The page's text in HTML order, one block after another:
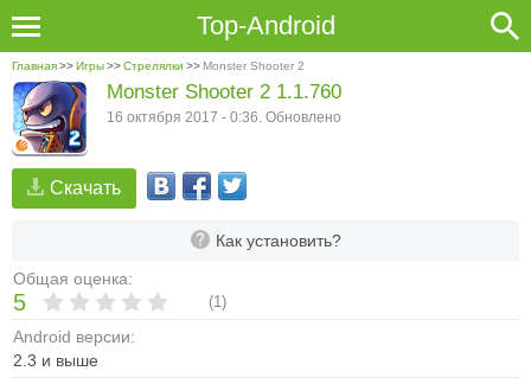
Top-Android
Главная>>Игры>>Стрелялки >> Monster Shooter 2
Скачать
Как установить?
Общая оценка:
5 (1)
Android версии:
2.3 и выше
Monster Shooter 2 1.1.760
16 октября 2017 - 0:36. Обновлено